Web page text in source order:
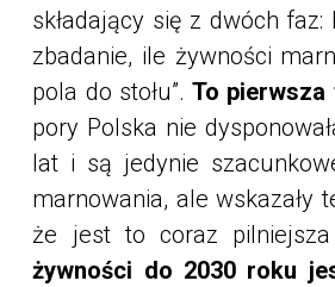
składający się z dwóch
zbadanie, ile żywności
pola do stołu”. To pierwsza
pory Polska nie
lat i są jedynie
marnowania, ale wskazały
że jest to coraz
żywności do 2030 roku